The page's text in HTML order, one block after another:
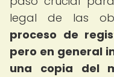
legal de las
proceso de
pero en general
una copia del